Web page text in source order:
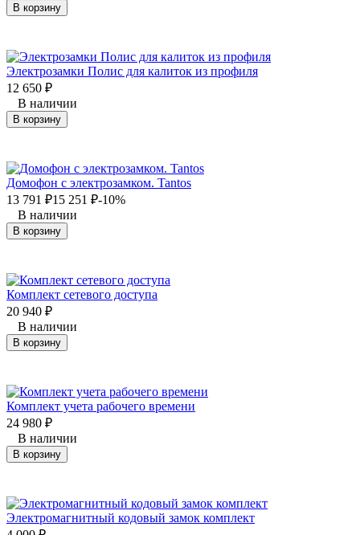
В корзину
Электрозамки Полис для калиток из профиля
12 650 ₽
В наличии
В корзину
Домофон с электрозамком. Tantos
13 791 ₽15 251 ₽-10%
В наличии
В корзину
Комплект сетевого доступа
20 940 ₽
В наличии
В корзину
Комплект учета рабочего времени
24 980 ₽
В наличии
В корзину
Электромагнитный кодовый замок комплект